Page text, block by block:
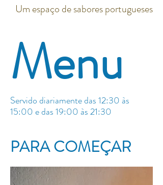
Um espaço de sabores portugueses
Menu
Servido diariamente das 12:30 às
15:00 e das 19:00 às 21:30
PARA COMEÇAR